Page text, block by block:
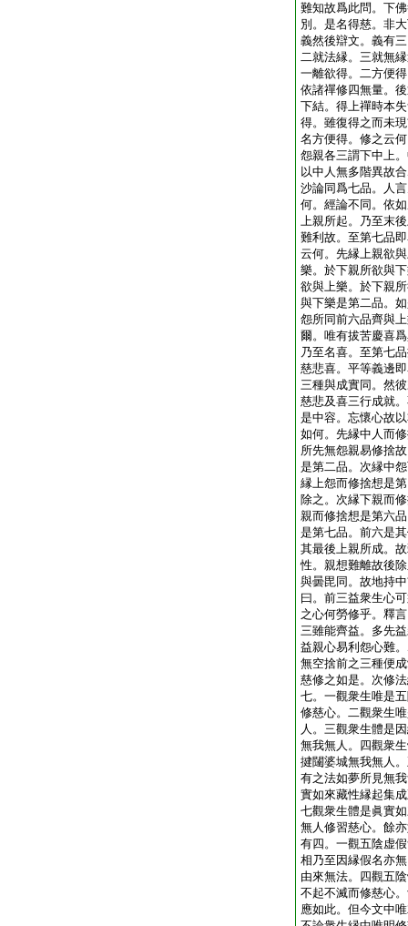
難知故爲此問。下
別。是名得慈。非
義然後辯文。義有
二就法縁。三就無縁
一離欲得。二方便
依諸禪修四無量。
下結。得上禪時本
得。雖復得之而未
名方便得。修之云
怨親各三謂下中上
以中人無多階異故
沙論同爲七品。人
何。經論不同。依
上親所起。乃至末
難利故。至第七品
云何。先縁上親欲
樂。於下親所欲與
欲與上樂。於下親
與下樂是第二品。
怨所同前六品齊與
爾。唯有拔苦慶喜
乃至名喜。至第七
慈悲喜。平等義邊
三種與成實同。然
慈悲及喜三行成就
是中容。忘懷心故
如何。先縁中人而
所先無怨親易修捨
是第二品。次縁中
縁上怨而修捨想是
除之。次縁下親而
親而修捨想是第六
是第七品。前六是
其最後上親所成。
性。親想難離故後
與曇毘同。故地持
曰。前三益衆生心
之心何勞修乎。釋
三雖能齊益。多先
益親心易利怨心難
無空捨前之三種便
慈修之如是。次修
七。一觀衆生唯是
修慈心。二觀衆生
人。三觀衆生體是
無我無人。四觀衆
揵闥婆城無我無人
有之法如夢所見無
實如來藏性縁起集
七觀衆生體是眞實
無人修習慈心。餘
有四。一觀五陰虚
相乃至因縁假名亦
由來無法。四觀五
不起不滅而修慈心
應如此。但今文中